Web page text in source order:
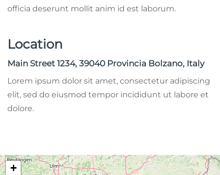
officia deserunt mollit anim id est laborum.
Location
Main Street 1234, 39040 Provincia Bolzano, Italy
Lorem ipsum dolor sit amet, consectetur adipiscing
elit, sed do eiusmod tempor incididunt ut labore et
dolore.
+